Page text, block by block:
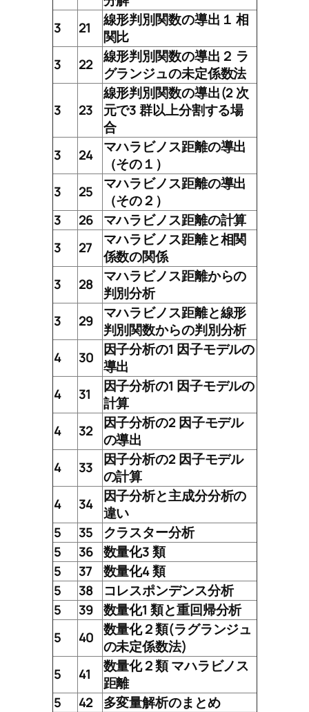
3
21
線形判別関数の導出１ 相
関比
3
22
線形判別関数の導出２ ラ
グランジュの未定係数法
3 23
線形判別関数の導出(2 次
元で3 群以上分割する場
合
3
24
マハラビノス距離の導出
（その１）
3
25
マハラビノス距離の導出
（その２）
3
26
マハラビノス距離の計算
3
27
マハラビノス距離と相関
係数の関係
3
28
マハラビノス距離からの
判別分析
3
29
マハラビノス距離と線形
判別関数からの判別分析
4
30
因子分析の1 因子モデルの
導出
4
31
因子分析の1 因子モデルの
計算
4
32
因子分析の2 因子モデル
の導出
4
33
因子分析の2 因子モデル
の計算
4
34
因子分析と主成分分析の
違い
5
35
クラスター分析
5
36 数量化3 類
5
37
数量化4 類
5
38
コレスポンデンス分析
5
39 数量化1 類と重回帰分析
5
40 数量化２類(ラグランジュ
の未定係数法)
5
41
数量化２類 マハラビノス
距離
5
42
多変量解析のまとめ